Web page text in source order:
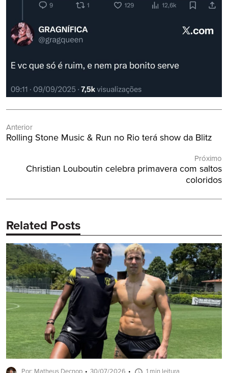
de
Post
Anterior
Post
Rolling Stone Music & Run no Rio terá show da Blitz
Próximo
Próximo
Christian Louboutin celebra primavera com saltos
coloridos
Related Posts